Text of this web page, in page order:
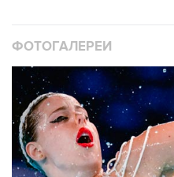
ФОТОГАЛЕРЕИ